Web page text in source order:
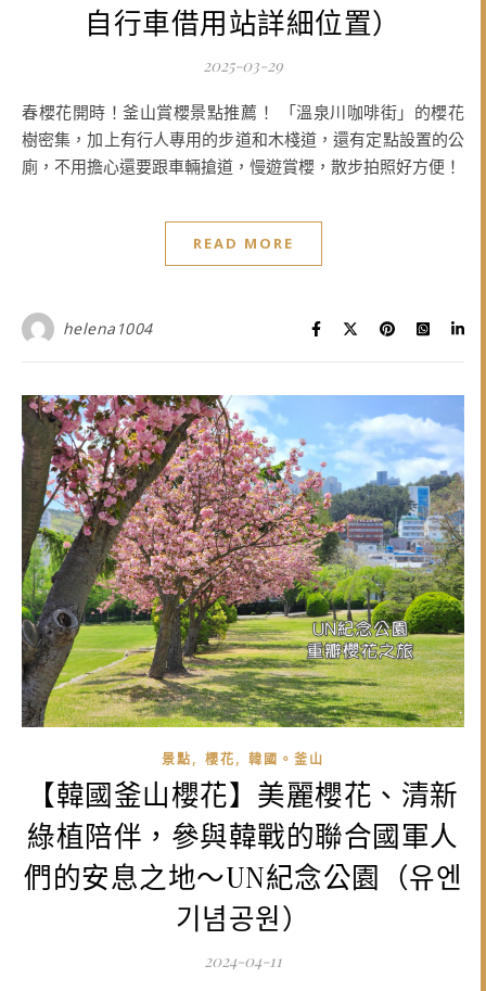
自行車借用站詳細位置）
2025-03-29
春櫻花開時！釜山賞櫻景點推薦！ 「溫泉川咖啡街」的櫻花
樹密集，加上有行人專用的步道和木棧道，還有定點設置的公
廁，不用擔心還要跟車輛搶道，慢遊賞櫻，散步拍照好方便！
READ MORE
helena1004
景點, 櫻花, 韓國。釜山
【韓國釜山櫻花】美麗櫻花、清新
綠植陪伴，參與韓戰的聯合國軍人
們的安息之地～UN紀念公園（유엔
기념공원）
2024-04-11